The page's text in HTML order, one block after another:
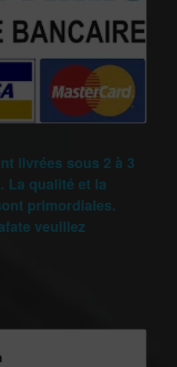
livrées sous 2 à 3
La qualité et la
primordiales.
veuillez